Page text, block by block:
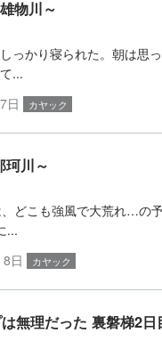
物川～
っかり寝られた。朝は思っ
...
日 カヤック
珂川～
どこも強風で大荒れ…の
...
日 カヤック
無理だった 裏磐梯2日